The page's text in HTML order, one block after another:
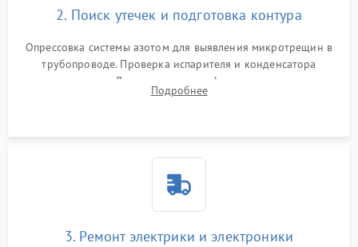
2. Поиск утечек и подготовка контура
Опрессовка системы азотом для выявления микротрещин в
трубопроводе. Проверка испарителя и конденсатора
течеискателем. Демонтаж старого фильтра-осушителя и
продувка капиллярной трубки для устранения засоров.
Подробнее
3. Ремонт электрики и электроники